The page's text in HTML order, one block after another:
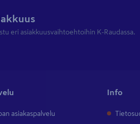
eri asiakkuusvaihtoehtoihin K-Raudassa.
asiakaspalvelu
Info